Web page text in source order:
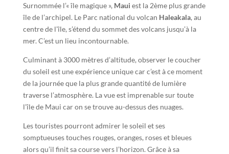
Surnommée l’« île magique », Maui est la 2ème plus grande
île de l’archipel. Le Parc national du volcan Haleakala, au
centre de l’île, s’étend du sommet des volcans jusqu’à la
mer. C’est un lieu incontournable.
Culminant à 3000 mètres d’altitude, observer le coucher
du soleil est une expérience unique car c’est à ce moment
de la journée que la plus grande quantité de lumière
traverse l’atmosphère. La vue est imprenable sur toute
l’île de Maui car on se trouve au-dessus des nuages.
Les touristes pourront admirer le soleil et ses
somptueuses touches rouges, oranges, roses et bleues
alors qu’il finit sa course vers l’horizon. Grâce à sa